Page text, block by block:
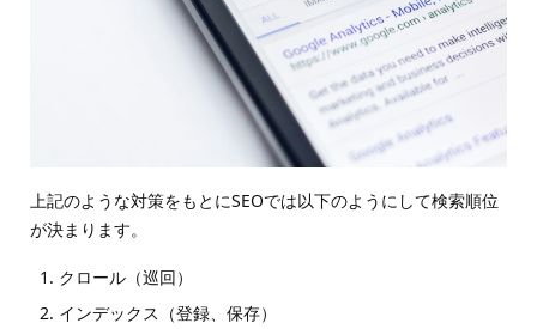
上記のような対策をもとにSEOでは以下のようにして検索順位
が決まります。
クロール（巡回）
インデックス（登録、保存）